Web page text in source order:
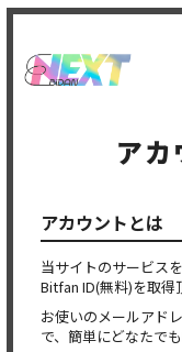
アカ
アカウントとは
当サイトのサービス
Bitfan ID(無料)を取得
お使いのメールアド
で、簡単にどなたで